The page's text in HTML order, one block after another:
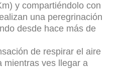
y compartiéndolo con
una peregrinación
desde hace más de
de respirar el aire
mientras ves llegar a